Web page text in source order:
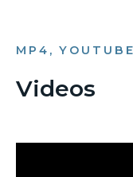
MP4,
Videos